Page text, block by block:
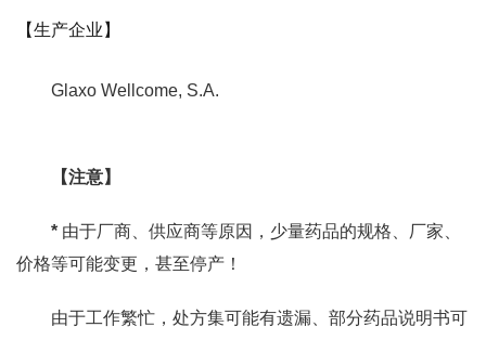
【生产企业】
Glaxo Wellcome, S.A.
【注意】
* 由于厂商、供应商等原因，少量药品的规格、厂家、
价格等可能变更，甚至停产！
由于工作繁忙，处方集可能有遗漏、部分药品说明书可